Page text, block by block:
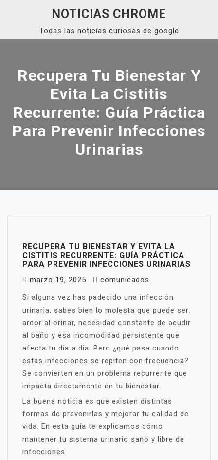
NOTICIAS CHROME
Todas las noticias curiosas de google
Recupera Tu Bienestar Y
Evita La Cistitis
Recurrente: Guía Práctica
Para Prevenir Infecciones
Urinarias
RECUPERA TU BIENESTAR Y EVITA LA
CISTITIS RECURRENTE: GUÍA PRÁCTICA
PARA PREVENIR INFECCIONES URINARIAS
marzo 19, 2025
comunicados
Si alguna vez has padecido una infección
urinaria, sabes bien lo molesta que puede ser:
ardor al orinar, necesidad constante de acudir
al baño y esa incomodidad persistente que
afecta tu día a día. Pero ¿qué pasa cuando
estas infecciones se repiten con frecuencia?
Se convierten en un problema recurrente que
impacta directamente en tu bienestar.
La buena noticia es que existen distintas
formas de prevenirlas y mejorar tu calidad de
vida. En esta guía te explicamos cómo
mantener tu sistema urinario sano y libre de
infecciones.